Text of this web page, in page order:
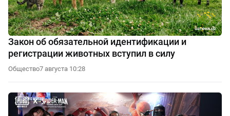
Закон об обязательной идентификации и
регистрации животных вступил в силу
Общество7 августа 10:28